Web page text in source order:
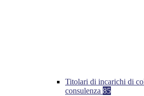
Titolari di incarichi di
consulenza 85